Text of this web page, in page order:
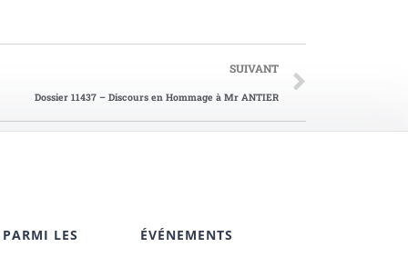
SUIVANT
Dossier 11437 – Discours en Hommage à Mr ANTIER
PARMI LES ÉVÉNEMENTS